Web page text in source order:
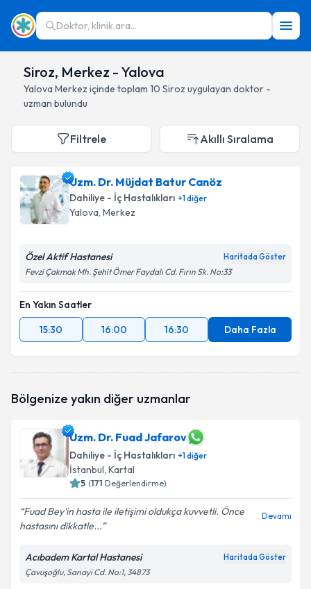
Doktor, klinik ara...
Siroz, Merkez - Yalova
Yalova Merkez içinde toplam 10 Siroz uygulayan doktor -
uzman bulundu
Filtrele Akıllı Sıralama
Uzm. Dr. Müjdat Batur Canöz
Dahiliye - İç Hastalıkları +1diğer
Yalova, Merkez
Özel Aktif Hastanesi Haritada Göster
Fevzi Çakmak Mh. Şehit Ömer Faydalı Cd. Fırın Sk. No:33
En Yakın Saatler
15:30
16:00 16:30 Daha Fazla
Bölgenize yakın diğer uzmanlar
Uzm. Dr. Fuad Jafarov
Dahiliye - İç Hastalıkları +1diğer
İstanbul, Kartal
5 (171 Değerlendirme)
Fuad Bey'in hasta ile iletişimi oldukça kuvvetli. Önce
hastasını dikkatle...
Devamı
Acıbadem Kartal Hastanesi Haritada Göster
Çavuşoğlu, Sanayi Cd. No:1, 34873